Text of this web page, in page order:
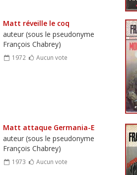
Matt réveille le coq
auteur (sous le pseudonyme
François Chabrey)
1972 Aucun vote
Matt attaque Germania-E
auteur (sous le pseudonyme
François Chabrey)
1973 Aucun vote